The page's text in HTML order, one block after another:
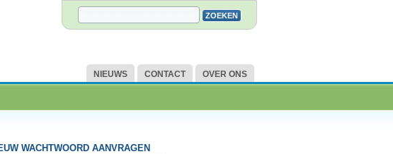
NIEUWS CONTACT OVER ONS
WACHTWOORD AANVRAGEN